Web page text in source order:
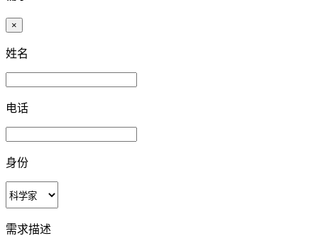
×
姓名
电话
身份
需求描述